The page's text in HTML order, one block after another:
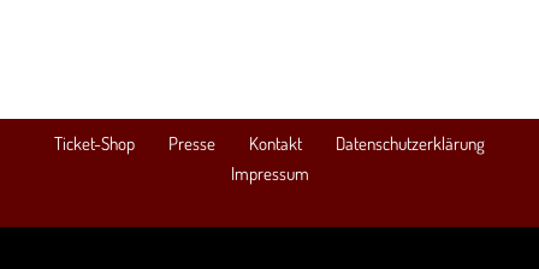
Ticket-Shop Presse Kontakt
Datenschutzerklärung
Impressum